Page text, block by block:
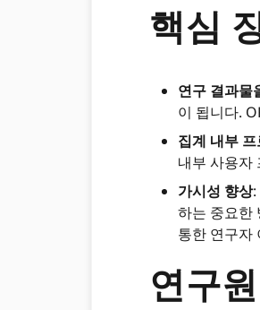
핵심
연구 결과물
이 됩니다.
집계 내부 프
내부 사용자
가시성 향상:
하는 중요한
통한 연구자
연구